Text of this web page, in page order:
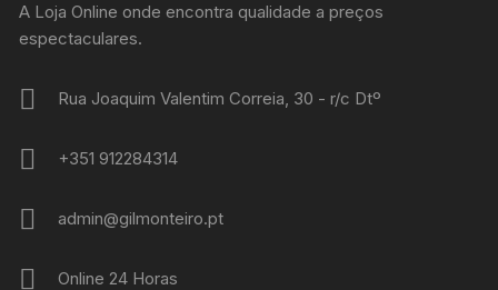
A Loja Online onde encontra qualidade a preços
espectaculares.
Rua Joaquim Valentim Correia, 30 - r/c Dtº
+351 912284314
admin@gilmonteiro.pt
Online 24 Horas